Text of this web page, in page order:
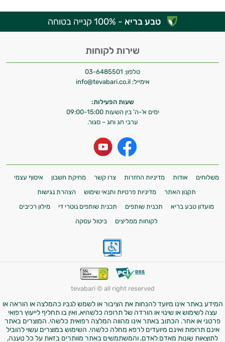
טבע בריא - 100% קנייה בטוחה
שירות לקוחות
טלפון: 03-6485501
אימייל: info@tevabari.co.il
שעות הפעילות:
ימים א'-ה' בין השעות 09:00-15:00
ערבי חג וחג – סגור.
משלוחים אודות מדיניות החזרות צרו קשר מחיקת חשבון
איסוף עצמי
תקנון האתר
מדיניות פרטיות ותנאי שימוש
הצהרת נגישות
מועדון טבע בריא
תכנית שותפים תכנית שותפים נוטרי די
מילון רכיבים
לקוחות ממליצים
ביטול עסקה
tevabari © all right reserved
המידע באתר אינו מיועד להנחות את הציבור או לשמש לגביו כהמלצה או הוראה או
עצה לשימוש או שינוי או הורדה של תרופה כלשהיא, ואין בו תחליף לייעוץ רפואי
פרטני או אחר. הכתוב באתר אינו מהווה המלצה רפואית כלשהי. המוצרים באתר
אינם תרופות ואינם מיועדים לרפא מחלה כלשהי. השימוש במוצרים עשוי להוביל
לתוצאות שונות מאדם לאדם, והמשתמשים באתר מוותרים בזאת על כל טענה,